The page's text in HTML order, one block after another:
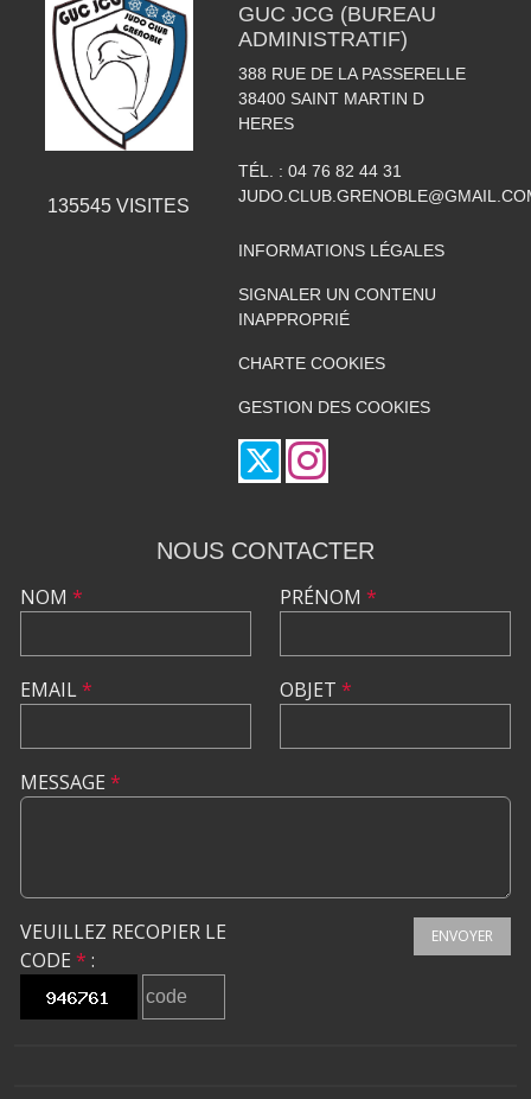
135545 VISITES
GUC JCG (BUREAU
ADMINISTRATIF)
388 RUE DE LA PASSERELLE
38400 SAINT MARTIN D
HERES
TÉL. : 04 76 82 44 31
INFORMATIONS LÉGALES
SIGNALER UN CONTENU
INAPPROPRIÉ
CHARTE COOKIES
GESTION DES COOKIES
NOUS CONTACTER
NOM *
EMAIL*
PRÉNOM *
OBJET *
MESSAGE *
VEUILLEZ RECOPIER LE
CODE * :
ENVOYER